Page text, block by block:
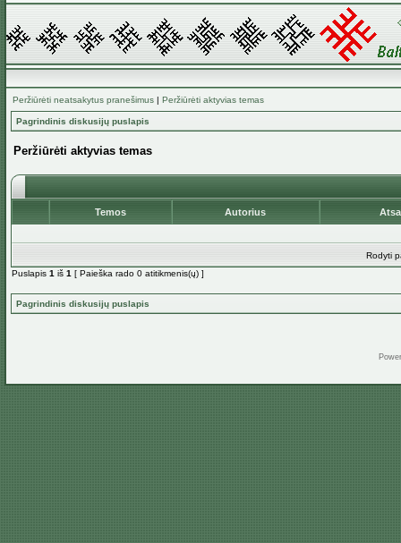
Peržiūrėti neatsakytus pranešimus | Peržiūrėti aktyvias temas
Pagrindinis diskusijų puslapis
Peržiūrėti aktyvias temas
Temos Autorius
Rodyti
Puslapis 1 iš 1 [ Paieška rado 0 atitikmenis(ų) ]
Pagrindinis diskusijų puslapis